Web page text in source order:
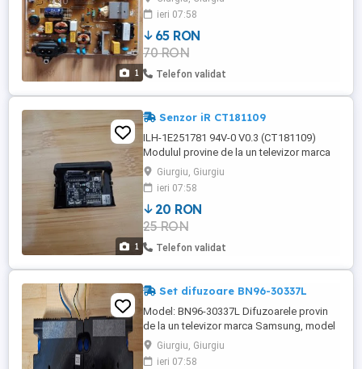
1
funcțională. În țară trimit contracost prin
curier pentru încă 20 lei în plus.
ieri 07:58
65 RON
70 RON
Telefon validat
1
Senzor iR CT181109
ILH-1E251781 94V-0 V0.3 (CT181109)
Modulul provine de la un televizor marca
Samsung, model UE43RU7172U, cu
display-ul spart și este funcțional. În țară
trimit contracost prin curier pentru încă 20
lei în plus.
Giurgiu, Giurgiu
ieri 07:58
20 RON
25 RON
Telefon validat
Set difuzoare BN96-30337L
Model: BN96-30337L Difuzoarele provin
de la un televizor marca Samsung, model
UE43RU7172U, cu display-ul spart și sunt
funcționale. În țară trimit prin curier pentru
Giurgiu, Giurgiu
ieri 07:58